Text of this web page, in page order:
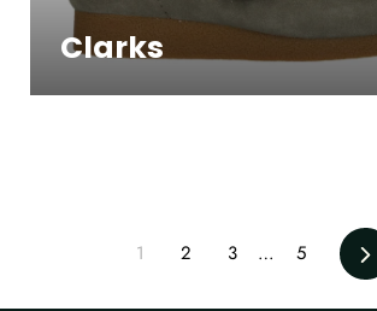
Clarks
1 2 3 … 5